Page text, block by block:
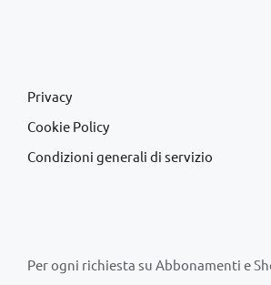
Privacy
Cookie Policy
Condizioni generali di servizio
Per ogni richiesta su Abbonamenti e